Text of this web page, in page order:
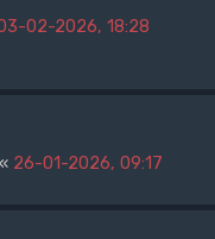
02-2026, 18:28
« 26-01-2026, 09:17